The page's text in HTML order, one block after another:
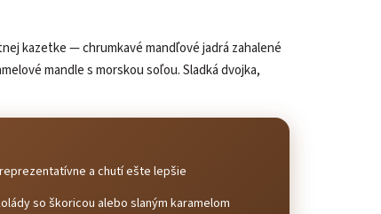
kazetke — chrumkavé mandľové jadrá zahalené
mandle s morskou soľou. Sladká dvojka,
a chutí ešte lepšie
so škoricou alebo slaným karamelom